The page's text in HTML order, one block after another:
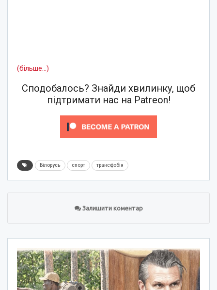
(більше…)
Сподобалось? Знайди хвилинку, щоб
підтримати нас на Patreon!
Білорусь спорт трансфобія
Залишити коментар